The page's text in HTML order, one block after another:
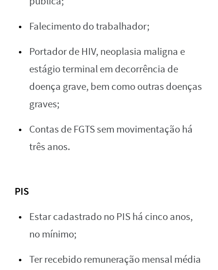
Falecimento do trabalhador;
Portador de HIV, neoplasia maligna e
estágio terminal em decorrência de
doença grave, bem como outras doenças
graves;
Contas de FGTS sem movimentação há
três anos.
PIS
Estar cadastrado no PIS há cinco anos,
no mínimo;
Ter recebido remuneração mensal média